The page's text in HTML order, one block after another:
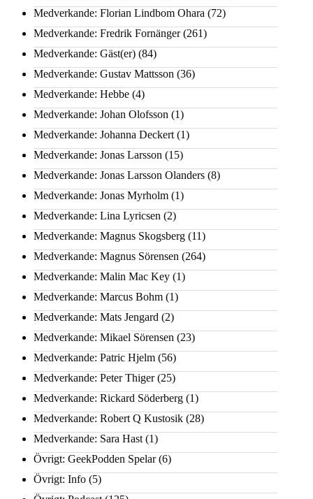
Medverkande: Florian Lindbom Ohara (72)
Medverkande: Fredrik Fornänger(261)
Medverkande: Gäst(er) (84)
Medverkande: Gustav Mattsson (36)
Medverkande: Hebbe (4)
Medverkande: Johan Olofsson (1)
Medverkande: Johanna Deckert (1)
Medverkande: Jonas Larsson (15)
Medverkande: Jonas Larsson Olanders (8)
Medverkande: Jonas Myrholm (1)
Medverkande: Lina Lyricsen (2)
Medverkande: Magnus Skogsberg (11)
Medverkande: Magnus Sörensen (264)
Medverkande: Malin Mac Key (1)
Medverkande: Marcus Bohm (1)
Medverkande: Mats Jengard (2)
Medverkande: Mikael Sörensen (23)
Medverkande: Patric Hjelm (56)
Medverkande: Peter Thiger(25)
Medverkande: Rickard Söderberg (1)
Medverkande: Robert Q Kustosik (28)
Medverkande: Sara Hast (1)
Övrigt: GeekPodden Spelar(6)
Övrigt: Info (5)